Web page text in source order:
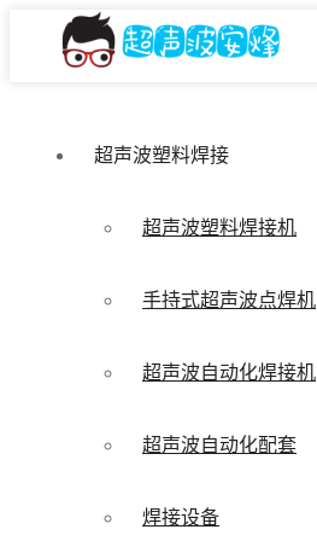
超声波塑料焊接
超声波塑料焊接机
手持式超声波点焊机
超声波自动化焊接机
超声波自动化配套
焊接设备